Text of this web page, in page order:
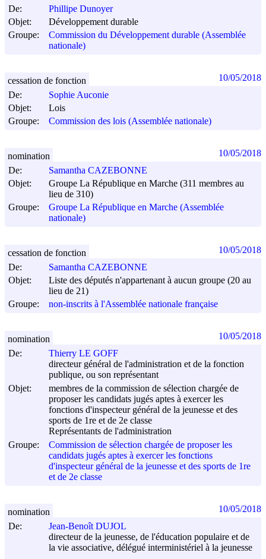
De:
Phillipe Dunoyer
Objet:
Développement durable
Groupe:
Commission du Développement durable (Assemblée
nationale)
De:
Sophie Auconie
Objet:
Lois
Groupe:
Commission des lois (Assemblée nationale)
cessation de fonction 10/05/2018
De:
Samantha CAZEBONNE
Objet:
Groupe La République en Marche (311 membres au
lieu de 310)
Groupe:
Groupe La République en Marche (Assemblée
nationale)
nomination 10/05/2018
De:
Samantha CAZEBONNE
Objet:
Liste des députés n'appartenant à aucun groupe (20 au
lieu de 21)
Groupe:
non-inscrits à l'Assemblée nationale française
cessation de fonction 10/05/2018
De:
Thierry LE GOFF
directeur général de l'administration et de la fonction
publique, ou son représentant
Objet:
membres de la commission de sélection chargée de
proposer les candidats jugés aptes à exercer les
fonctions d'inspecteur général de la jeunesse et des
sports de 1re et de 2e classe
Représentants de l'administration
Groupe:
Commission de sélection chargée de proposer les
candidats jugés aptes à exercer les fonctions
d'inspecteur général de la jeunesse et des sports de 1re
et de 2e classe
nomination 10/05/2018
De:
Jean-Benoît DUJOL
directeur de la jeunesse, de l'éducation populaire et de
la vie associative, délégué interministériel à la jeunesse
nomination 10/05/2018